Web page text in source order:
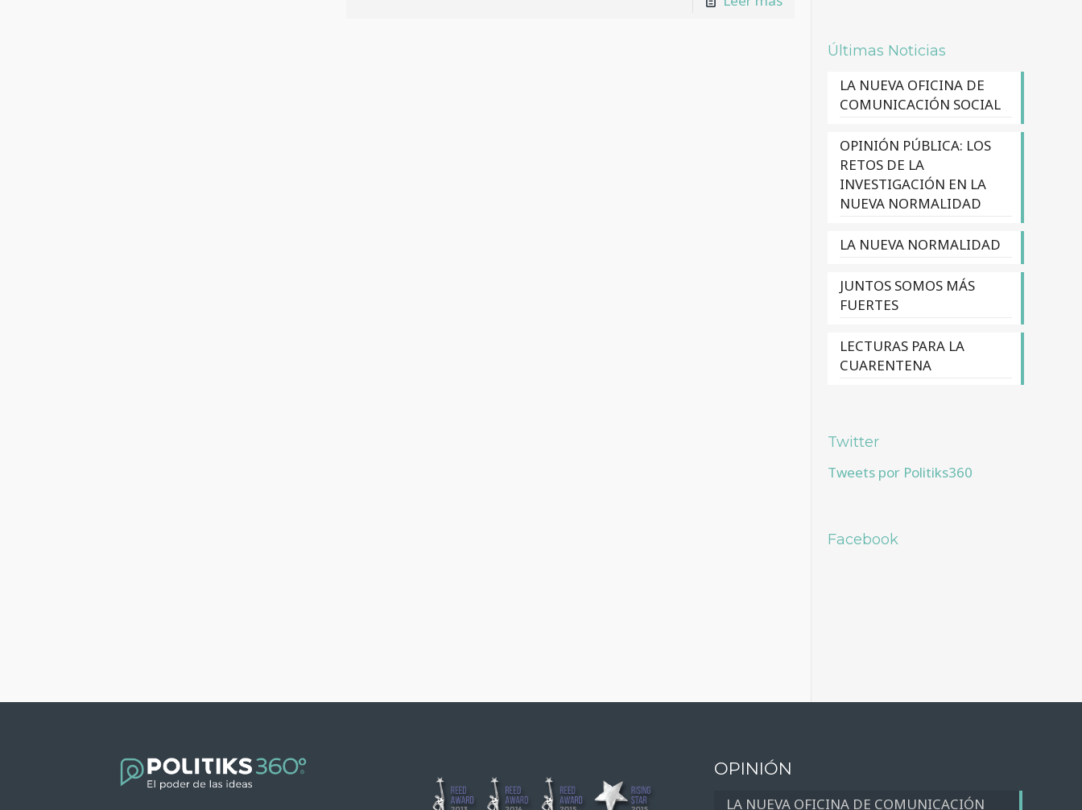
Últimas Noticias
LA NUEVA OFICINA DE
COMUNICACIÓN SOCIAL
OPINIÓN PÚBLICA: LOS
RETOS DE LA
INVESTIGACIÓN EN LA
NUEVA NORMALIDAD
LA NUEVA NORMALIDAD
JUNTOS SOMOS MÁS
FUERTES
LECTURAS PARA LA
CUARENTENA
Twitter
Tweets por Politiks360
Facebook
OPINIÓN
LA NUEVA OFICINA DE COMUNICACIÓN